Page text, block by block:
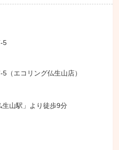
5
（エコリング仏生山店）
山駅」より徒歩9分